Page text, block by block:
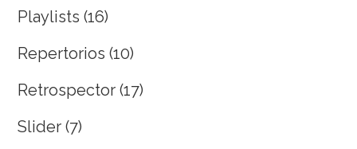
Playlists (16)
Repertorios (10)
Retrospector (17)
Slider (7)